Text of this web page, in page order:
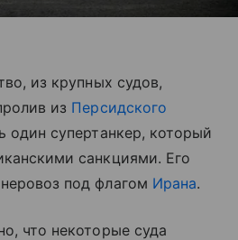
из крупных судов,
из Персидского
один супертанкер, который
санкциями. Его
под флагом Ирана.
что некоторые суда